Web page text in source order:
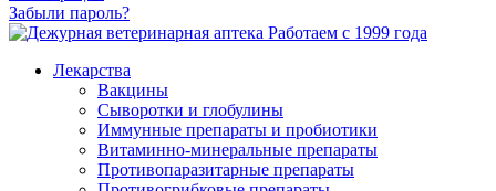
Забыли пароль?
Работаем с 1999 года
Лекарства
Вакцины
Сыворотки и глобулины
Иммунные препараты и пробиотики
Витаминно-минеральные препараты
Противопаразитарные препараты